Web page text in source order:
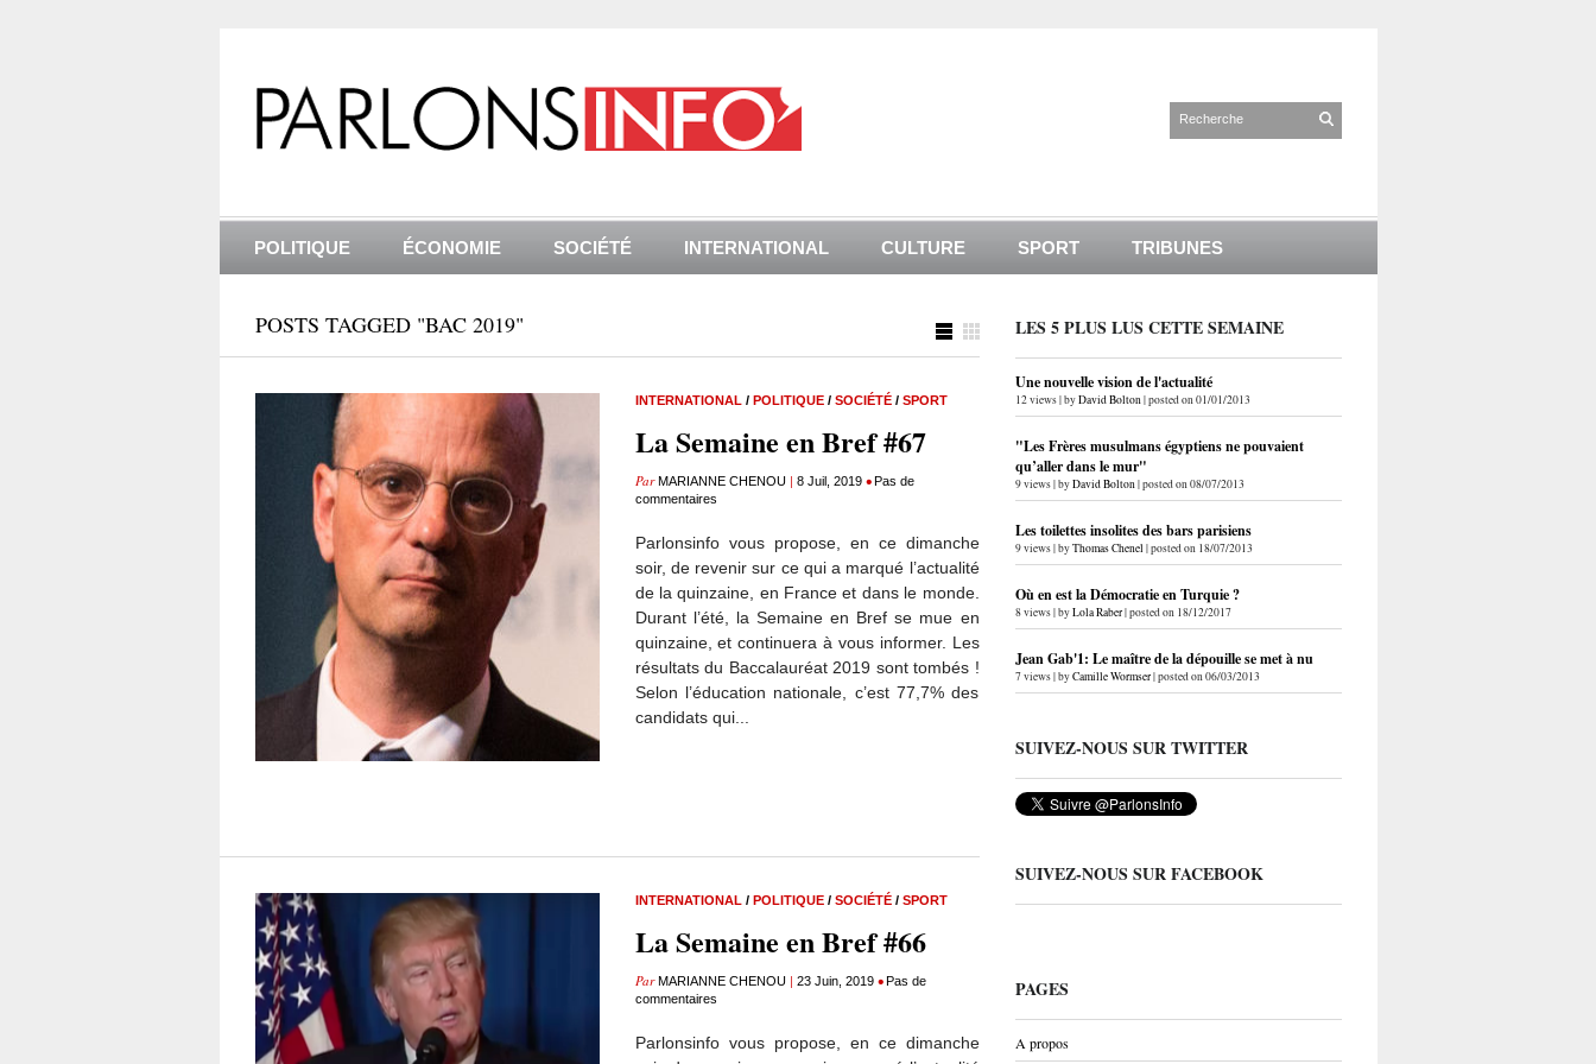
POLITIQUE ÉCONOMIE SOCIÉTÉ INTERNATIONAL CULTURE SPORT TRIBUNES
POSTS TAGGED "BAC 2019"
INTERNATIONAL / POLITIQUE/ SOCIÉTÉ/ SPORT
La Semaine en Bref #67
ParMARIANNE CHENOU| 8 Juil, 2019 •Pas de
commentaires
Parlonsinfo vous propose, en ce dimanche
soir, de revenir sur ce qui a marqué l’actualité
de la quinzaine, en France et dans le monde.
Durant l’été, la Semaine en Bref se mue en
quinzaine, et continuera à vous informer. Les
résultats du Baccalauréat 2019 sont tombés !
Selon l’éducation nationale, c’est 77,7% des
candidats qui...
INTERNATIONAL / POLITIQUE/ SOCIÉTÉ/ SPORT
La Semaine en Bref #66
ParMARIANNE CHENOU| 23 Juin, 2019 •Pas de
commentaires
Parlonsinfo vous propose, en ce dimanche
LES 5 PLUS LUS CETTE SEMAINE
Une nouvelle vision de l'actualité
12 views|byDavid Bolton|posted on 01/01/2013
"Les Frères musulmans égyptiens ne pouvaient
qu’aller dans le mur"
9 views|byDavid Bolton|posted on 08/07/2013
Les toilettes insolites des bars parisiens
9 views|byThomas Chenel |posted on 18/07/2013
Où en est la Démocratie en Turquie ?
8 views|byLola Raber|posted on 18/12/2017
Jean Gab'1: Le maître de la dépouille se met à nu
7 views|byCamille Wormser|posted on 06/03/2013
SUIVEZ-NOUS SUR TWITTER
SUIVEZ-NOUS SUR FACEBOOK
PAGES
A propos